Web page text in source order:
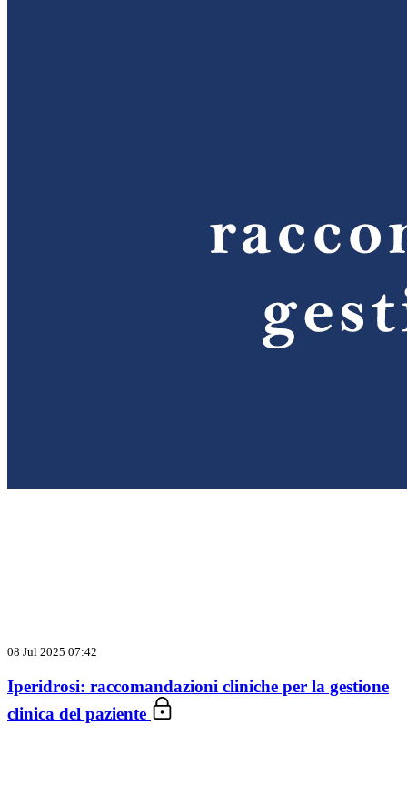
08 Jul 2025 07:42
Iperidrosi: raccomandazioni cliniche per la gestione
clinica del paziente